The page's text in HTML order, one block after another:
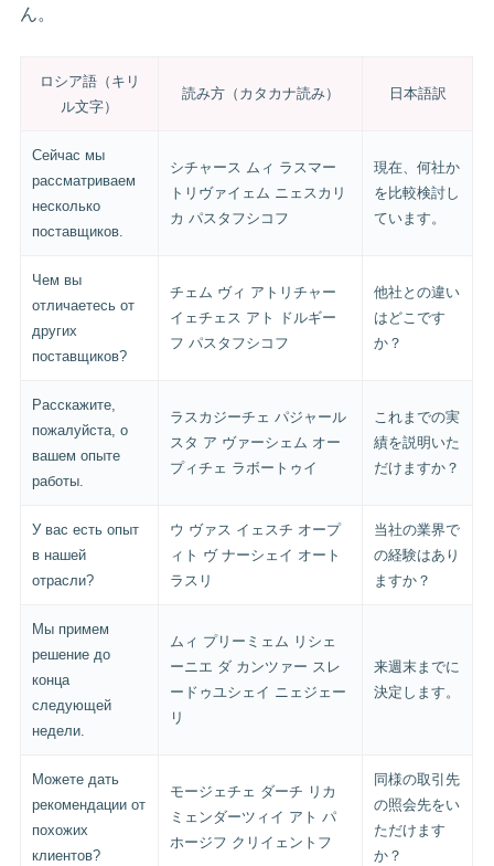
ん。
ロシア語（キリ
ル文字）
読み方（カタカナ読み） 日本語訳
Сейчас мы
рассматриваем
несколько
поставщиков.
シチャース ムィ ラスマー
トリヴァイェム ニェスカリ
カ パスタフシコフ
現在、何社か
を比較検討し
ています。
Чем вы
отличаетесь от
других
поставщиков?
チェム ヴィ アトリチャー
イェチェス アト ドルギー
フ パスタフシコフ
他社との違い
はどこです
か？
Расскажите,
пожалуйста, о
вашем опыте
работы.
ラスカジーチェ パジャール
スタ ア ヴァーシェム オー
プィチェ ラボートゥイ
これまでの実
績を説明いた
だけますか？
У вас есть опыт
в нашей
отрасли?
ウ ヴァス イェスチ オープ
ィト ヴ ナーシェイ オート
ラスリ
当社の業界で
の経験はあり
ますか？
Мы примем
решение до
конца
следующей
недели.
ムィ プリーミェム リシェ
ーニエ ダ カンツァー スレ
ードゥユシェイ ニェジェー
リ
来週末までに
決定します。
Можете дать
рекомендации от
похожих
клиентов?
モージェチェ ダーチ リカ
ミェンダーツィイ アト パ
ホージフ クリイェントフ
同様の取引先
の照会先をい
ただけます
か？